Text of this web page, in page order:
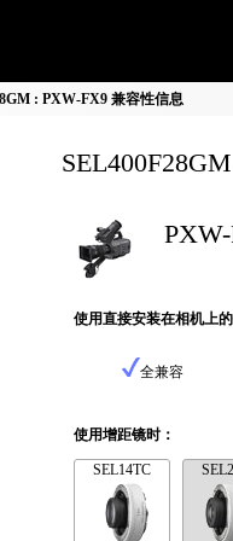
: PXW-FX9 兼容性信息
使用直接安装在相机上
全兼容
使用增距镜时：
SEL14TC